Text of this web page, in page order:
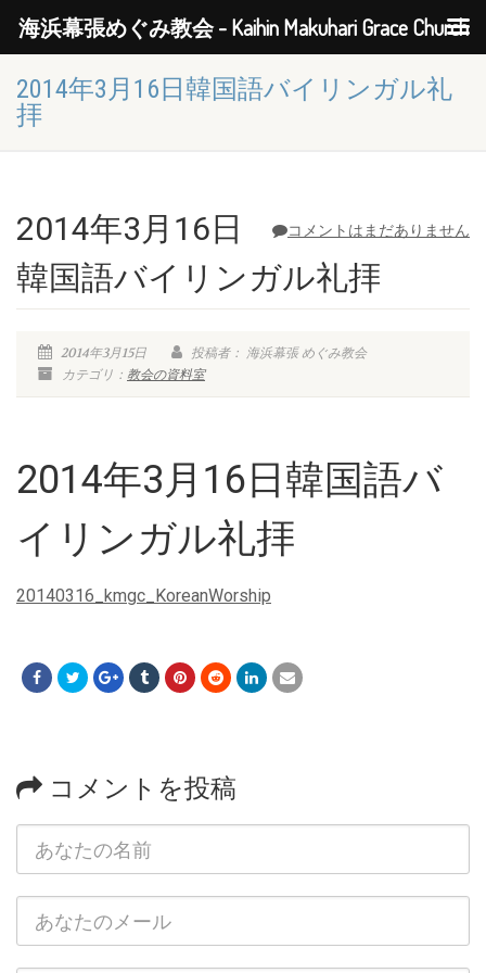
2014年3月16日韓国語バイリンガル礼
拝
コメントはまだありません
2014年3月16日
韓国語バイリンガル礼拝
2014年3月15日
投稿者： 海浜幕張 めぐみ教会
カテゴリ： 教会の資料室
2014年3月16日韓国語バ
イリンガル礼拝
20140316_kmgc_KoreanWorship
コメントを投稿
海浜幕張めぐみ教会 - Kaihin Makuhari Grace Church